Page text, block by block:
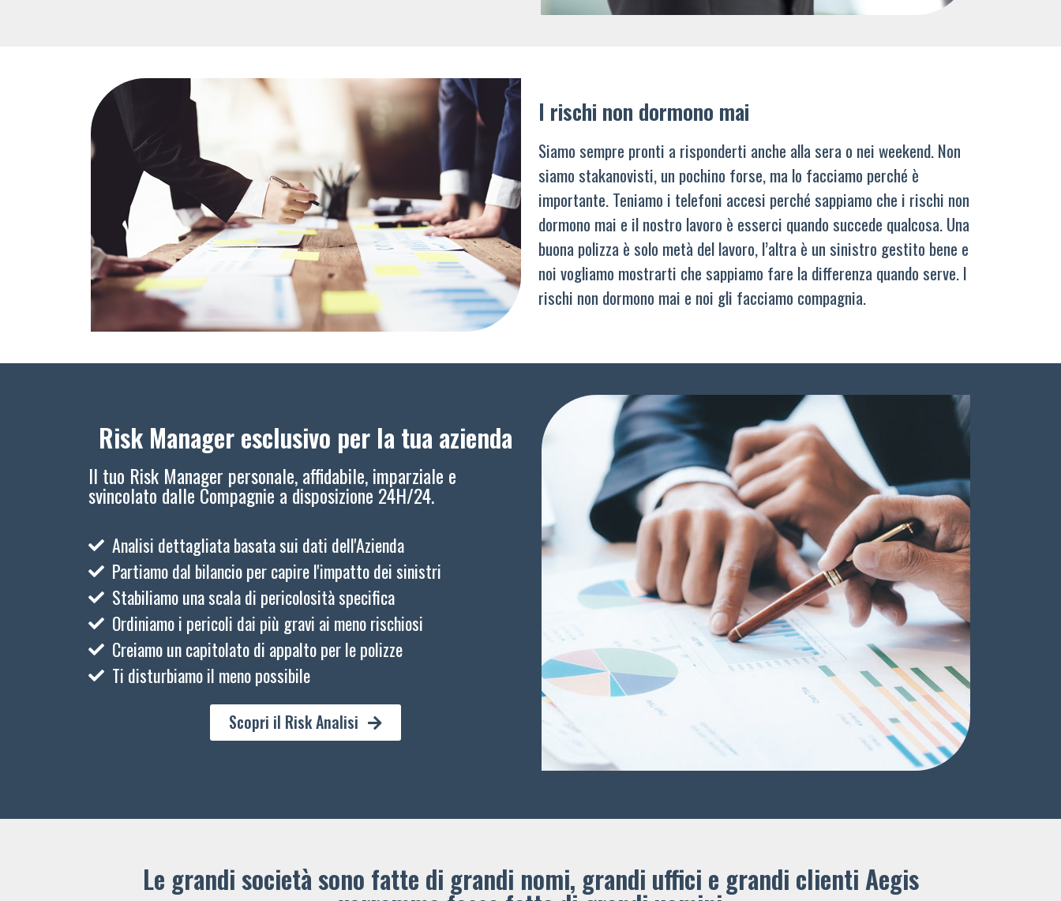
I rischi non dormono mai
Siamo sempre pronti a risponderti anche alla sera o nei weekend. Non
siamo stakanovisti, un pochino forse, ma lo facciamo perché è
importante. Teniamo i telefoni accesi perché sappiamo che i rischi non
dormono mai e il nostro lavoro è esserci quando succede qualcosa. Una
buona polizza è solo metà del lavoro, l’altra è un sinistro gestito bene e
noi vogliamo mostrarti che sappiamo fare la differenza quando serve. I
rischi non dormono mai e noi gli facciamo compagnia.
Risk Manager esclusivo per la tua azienda
Il tuo Risk Manager personale, affidabile, imparziale e
svincolato dalle Compagnie a disposizione 24H/24.
Analisi dettagliata basata sui dati dell'Azienda
Partiamo dal bilancio per capire l'impatto dei sinistri
Stabiliamo una scala di pericolosità specifica
Ordiniamo i pericoli dai più gravi ai meno rischiosi
Creiamo un capitolato di appalto per le polizze
Ti disturbiamo il meno possibile
Scopri il Risk Analisi
Le grandi società sono fatte di grandi nomi, grandi uffici e grandi clienti ​Aegis